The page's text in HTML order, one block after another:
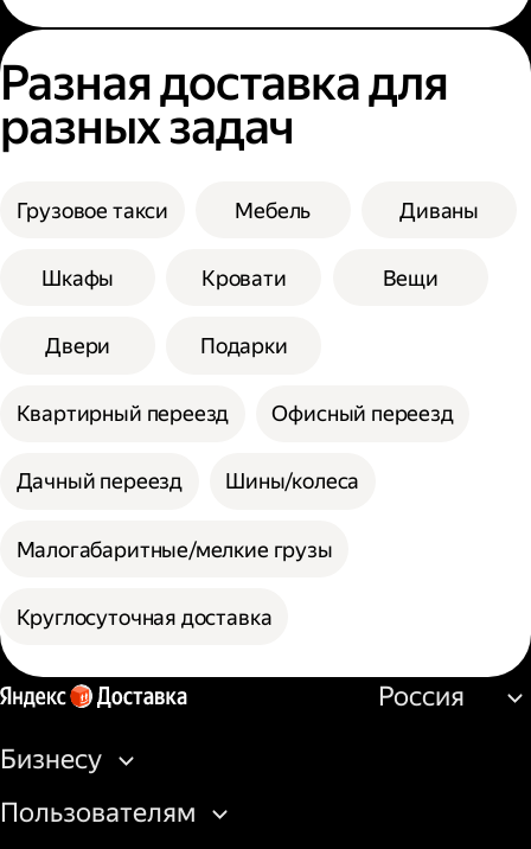
Разная доставка для
разных задач
Грузовое такси Мебель Диваны
Шкафы Кровати Вещи
Двери Подарки
Квартирный переезд Офисный переезд
Дачный переезд Шины/колеса
Малогабаритные/мелкие грузы
Круглосуточная доставка
Россия
Бизнесу
Пользователям